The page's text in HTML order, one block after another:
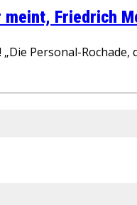
Friedrich
Personal-